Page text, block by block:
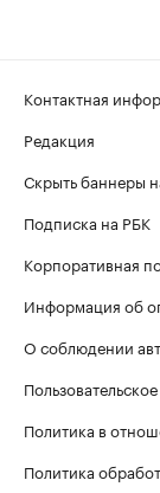
Контактная
Редакция
Скрыть баннеры
Подписка на РБК
Корпоративная
Информация об
О соблюдении
Политика в
Политика